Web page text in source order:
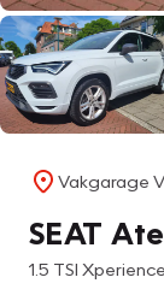
Vakgarage
SEAT